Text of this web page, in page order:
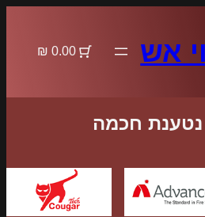
אש 0.00 ₪
נטענת חכמה